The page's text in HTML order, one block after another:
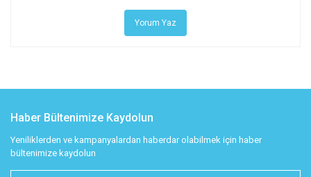
Yorum Yaz
Haber Bültenimize Kaydolun
Yeniliklerden ve kampanyalardan haberdar olabilmek için haber
bültenimize kaydolun